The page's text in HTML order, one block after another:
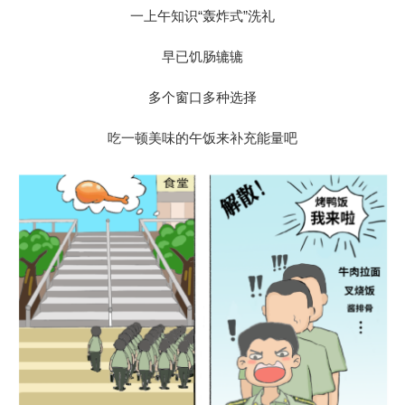
一上午知识“轰炸式”洗礼
早已饥肠辘辘
多个窗口多种选择
吃一顿美味的午饭来补充能量吧